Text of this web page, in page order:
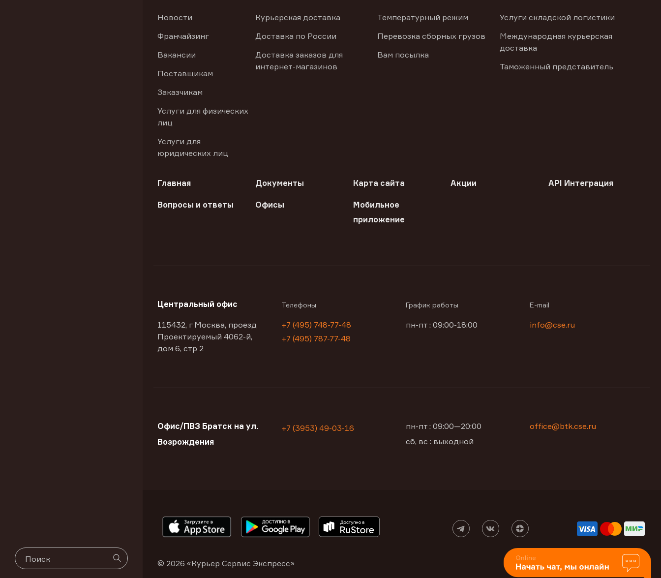
Новости
Франчайзинг
Вакансии
Поставщикам
Заказчикам
Услуги для физических
лиц
Услуги для
юридических лиц
Курьерская доставка
Доставка по России
Доставка заказов для
интернет-магазинов
Температурный режим
Перевозка сборных грузов
Вам посылка
Услуги складской логистики
Международная курьерская
доставка
Таможенный представитель
Главная Документы Карта сайта Акции API Интеграция
Вопросы и ответы Офисы
Мобильное
приложение
Центральный офис
115432, г Москва, проезд
Проектируемый 4062-й,
дом 6, стр 2
Телефоны
+7 (495) 748-77-48
+7 (495) 787-77-48
График работы
пн-пт : 09:00-18:00
E-mail
info@cse.ru
Офис/ПВЗ Братск на ул.
Возрождения
+7 (3953) 49-03-16
пн-пт : 09:00—20:00
сб, вс : выходной
office@btk.cse.ru
© 2026 «Курьер Сервис Экспресс»